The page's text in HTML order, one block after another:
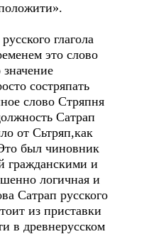
глагола
это слово
состряпать
слово Стряпня
Сатрап
от Сьтряп,как
был чиновник
гражданскими и
логичная и
Сатрап русского
из приставки
в древнерусском